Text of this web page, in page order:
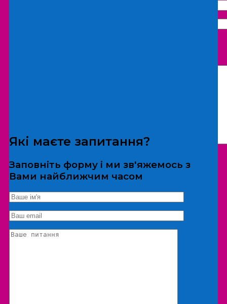
*Дані не передаються третім особам
Екскурсія/локація
Які маєте запитання?
Заповніть форму і ми зв'яжемось з
Вами найближчим часом